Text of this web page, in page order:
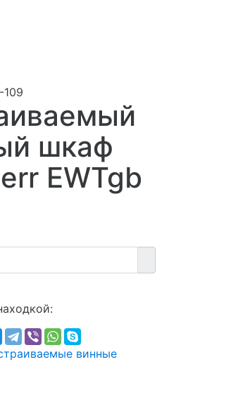
109
шкаф
EWTgb
винные